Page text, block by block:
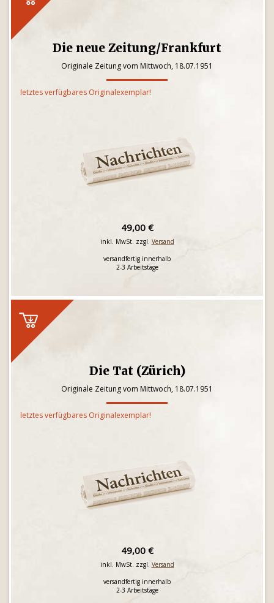
Die neue Zeitung/Frankfurt
Originale Zeitung vom Mittwoch, 18.07.1951
letztes verfügbares Originalexemplar!
49,00 €
inkl. MwSt. zzgl. Versand
versandfertig innerhalb
2-3 Arbeitstage
Die Tat (Zürich)
Originale Zeitung vom Mittwoch, 18.07.1951
letztes verfügbares Originalexemplar!
49,00 €
inkl. MwSt. zzgl. Versand
versandfertig innerhalb
2-3 Arbeitstage